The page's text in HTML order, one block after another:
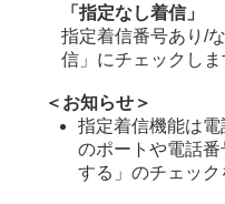
「指定なし着信」
指定着信番号あり/
信」にチェックしま
＜お知らせ＞
指定着信機能は
のポートや電話
する」のチェック